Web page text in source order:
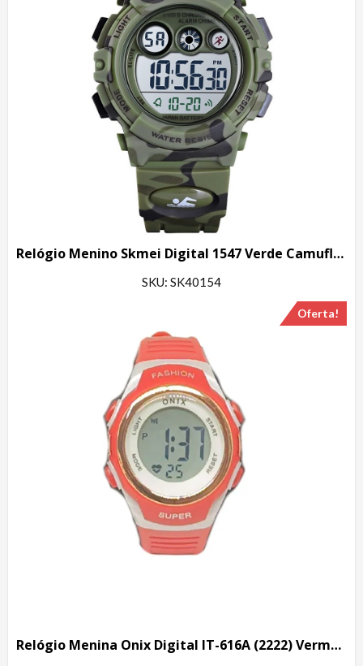
Relógio Menino Skmei Digital 1547 Verde Camuflado
SKU: SK40154
Oferta!
Relógio Menina Onix Digital IT-616A (2222) Vermelho